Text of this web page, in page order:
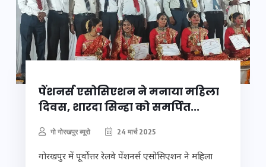
पेंशनर्स एसोसिएशन ने मनाया महिला
दिवस, शारदा सिन्हा को समर्पित...
गो गोरखपुर ब्यूरो 24 मार्च 2025
गोरखपुर में पूर्वोत्तर रेलवे पेंशनर्स एसोसिएशन ने महिला